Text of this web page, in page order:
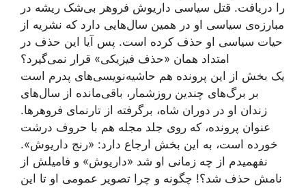
را دریافت. قتل سیاسی داریوش فروهر بی‌شک ریشه در
مبارزه‌ی سیاسی او در همین سال‌هایی دارد که نشریه از
حیات سیاسی او حذف کرده است. پس آیا این حذف در
امتداد همان «حذف فیزیکی» قرار نمی‌گیرد؟
یک بخش از این پرونده هم حاشیه‌نویسی‌های پدرم است
بر برگ‌های چندین روزشمار، باقی‌مانده از سال‌های
زندان او در دوران شاه، برگرفته از تارنمای فروهرها.
عنوان پرونده، که روی جلد مجله هم با حروف درشت
خورده است، به این بخش ارجاع دارد: «رنج داریوش».
نفهمیدم از چه زمانی او شد «داریوش» و فامیلش از
نامش حذف شد؟! چگونه و چرا تصویر عمومی او تا این